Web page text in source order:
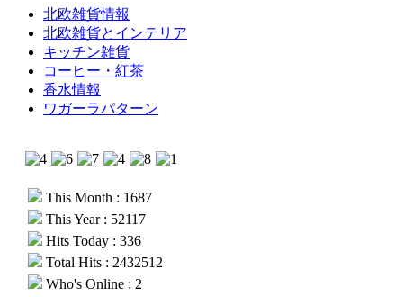
北欧雑貨情報
北欧雑貨とインテリア
キッチン雑貨
コーヒー・紅茶
香水情報
ワガーラパターン
This Month : 1687
This Year : 52117
Hits Today : 336
Total Hits : 2432512
Who's Online : 2